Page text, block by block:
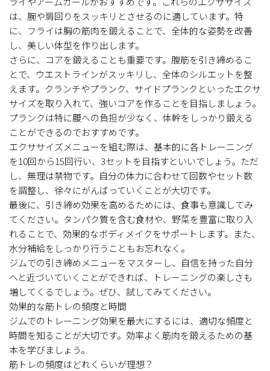
は、腕や肩回りをスッキリとさせるのに適しています。特
に、フライは胸の筋肉を鍛えることで、全体的な姿勢を改善
し、美しい体型を作り出します。
さらに、コアを鍛えることも重要です。腹筋を引き締めるこ
とで、ウエストラインがスッキリし、全体のシルエットを整
えます。クランチやプランク、サイドプランクといったエクサ
サイズを取り入れて、強いコアを作ることを目指しましょう。
プランクは特に腰への負担が少なく、体幹をしっかり鍛える
ことができるのでおすすめです。
エクササイズメニューを組む際は、基本的に各トレーニング
を10回から15回行い、3セットを目指すといいでしょう。ただ
し、無理は禁物です。自分の体力に合わせて回数やセット数
を調整し、徐々にがんばっていくことが大切です。
最後に、引き締め効果を高めるためには、食事も意識してみ
てください。タンパク質を含む食材や、野菜を豊富に取り入
れることで、効果的なボディメイクをサポートします。また、
水分補給をしっかり行うこともお忘れなく。
ジムでの引き締めメニューをマスターし、自信を持った自分
へと近づいていくことができれば、トレーニングの楽しさも
増してくるでしょう。ぜひ、試してみてください。
効果的な筋トレの頻度と時間
ジムでのトレーニング効果を最大にするには、適切な頻度と
時間を知ることが大切です。効率よく筋肉を鍛えるための基
本を学びましょう。
筋トレの頻度はどれくらいが理想？